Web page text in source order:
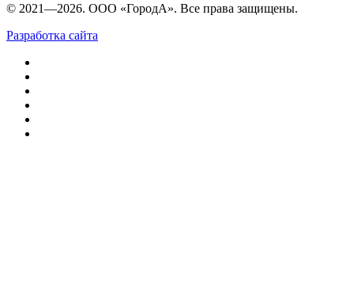
© 2021—2026. ООО «ГородА». Все права защищены.
Разработка сайта